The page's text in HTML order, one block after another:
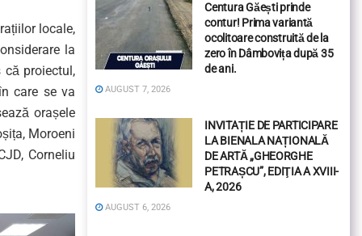
locale,
la
proiectul,
care se va
orașele
Moroeni
Corneliu
Centura Găești prinde
contur! Prima variantă
ocolitoare construită de la
zero în Dâmbovița după 35
de ani.
AUGUST 7, 2026
INVITAȚIE DE PARTICIPARE
LA BIENALA NAȚIONALĂ
DE ARTĂ „GHEORGHE
PETRAȘCU”, EDIŢIA A XVIII-
A, 2026
AUGUST 6, 2026